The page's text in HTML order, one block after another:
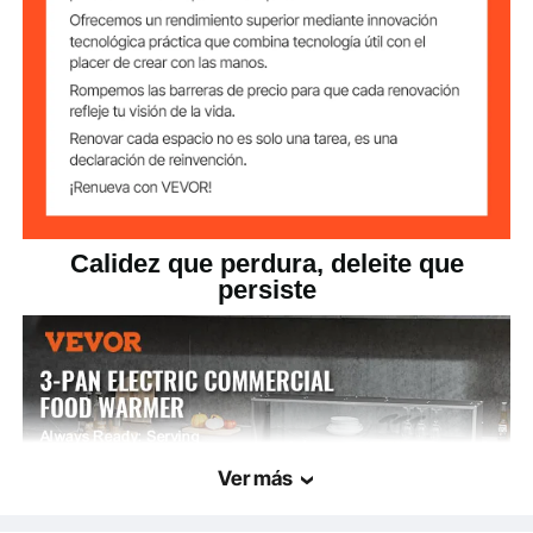
Materiales
principales
SUS201, SUS304, chapa
galvanizada, PE, acrílico
Peso del producto
Dimensiones del
mango y
protección)
/ 1150 x 750 x 1160 mm
Calidez que perdura, deleite que
persiste
Ver más